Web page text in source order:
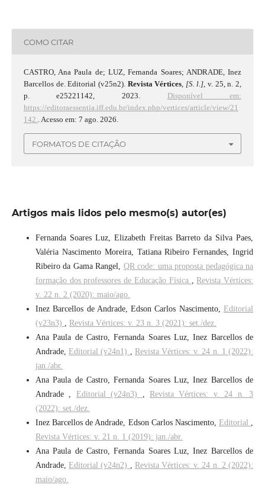
COMO CITAR
CASTRO, Ana Paula de; LUZ, Fernanda Soares; ANDRADE, Inez
Barcellos de. Editorial (v25n2). Revista Vértices, [S. l.], v. 25, n. 2,
p. e25221142, 2023. Disponível em:
https://editoraessentia.iff.edu.br/index.php/vertices/article/view/21
142.. Acesso em: 7 ago. 2026.
FORMATOS DE CITAÇÃO
Artigos mais lidos pelo mesmo(s) autor(es)
Fernanda Soares Luz, Elizabeth Freitas Barreto da Silva Paes,
Valéria Nascimento Moreira, Tatiana Ribeiro Fernandes, Ingrid
Ribeiro da Gama Rangel, QR code: uma proposta pedagógica na
formação dos professores de Educação Física
Revista Vértices:
v. 22 n. 2 (2020): maio/ago.
Inez Barcellos de Andrade, Edson Carlos Nascimento, Editorial
(v23n3)
Revista Vértices: v. 23 n. 3 (2021): set./dez.
Ana Paula de Castro, Fernanda Soares Luz, Inez Barcellos de
Andrade, Editorial (v24n1)
Revista Vértices: v. 24 n. 1 (2022):
jan./abr.
Ana Paula de Castro, Fernanda Soares Luz, Inez Barcellos de
Andrade , Editorial (v24n3)
Revista Vértices: v. 24 n. 3
(2022): set./dez.
Inez Barcellos de Andrade, Edson Carlos Nascimento, Editorial
Revista Vértices: v. 21 n. 1 (2019): jan./abr.
Ana Paula de Castro, Fernanda Soares Luz, Inez Barcellos de
Andrade, Editorial (v24n2)
Revista Vértices: v. 24 n. 2 (2022):
maio/ago.